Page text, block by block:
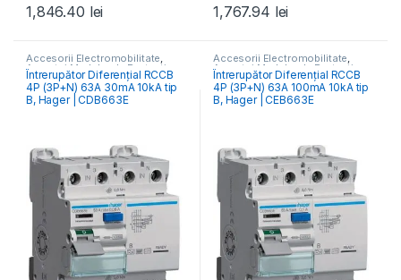
1,846.40 lei 1,767.94 lei
Accesorii Electromobilitate,
Aparataj Modular de Protecție,
Monitorizare & Control PV,
RCCB Întrerupătoare Diferențiale
Întrerupător Diferențial RCCB
4P (3P+N) 63A 30mA 10kA tip
B, Hager | CDB663E
Accesorii Electromobilitate,
Aparataj Modular de Protecție,
Monitorizare & Control PV,
RCCB Întrerupătoare Diferențiale
Întrerupător Diferențial RCCB
4P (3P+N) 63A 100mA 10kA tip
B, Hager | CEB663E